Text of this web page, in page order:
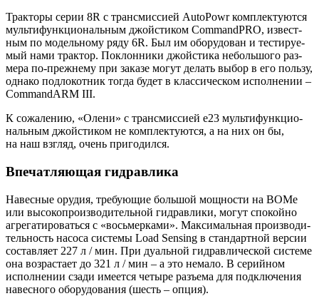
Трак­то­ры серии 8R с транс­мис­си­ей AutoPowr ком­плек­ту­ют­ся
муль­ти­функ­ци­о­наль­ным джой­сти­ком CommandPRO, извест­
ным по модель­но­му ряду 6R. Был им обо­ру­до­ван и тести­ру­е­
мый нами трак­тор. Поклон­ни­ки джой­сти­ка неболь­шо­го раз­
ме­ра по-преж­не­му при зака­зе могут делать выбор в его поль­зу,
одна­ко под­ло­кот­ник тогда будет в клас­си­че­ском испол­не­нии –
CommandARM III.
К сожа­ле­нию, «Оле­ни» с транс­мис­си­ей е23 муль­ти­функ­ци­о­
наль­ным джой­сти­ком не ком­плек­ту­ют­ся, а на них он бы,
на наш взгляд, очень пригодился.
Впечатляющая гидравлика
Навес­ные ору­дия, тре­бу­ю­щие боль­шой мощ­но­сти на ВОМе
или высо­ко­про­из­во­ди­тель­ной гид­рав­ли­ки, могут спо­кой­но
агре­га­ти­ро­вать­ся с «вось­мер­ка­ми». Мак­си­маль­ная про­из­во­ди­
тель­ность насо­са систе­мы Load Sensing в стан­дарт­ной вер­сии
состав­ля­ет 227 л / мин. При дуаль­ной гид­рав­ли­че­ской систе­ме
она воз­рас­та­ет до 321 л / мин – а это нема­ло. В серий­ном
испол­не­нии сза­ди име­ет­ся четы­ре разъ­ема для под­клю­че­ния
навес­но­го обо­ру­до­ва­ния (шесть – опция).